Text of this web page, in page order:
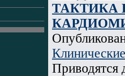
ТАКТИКА
Приводятся